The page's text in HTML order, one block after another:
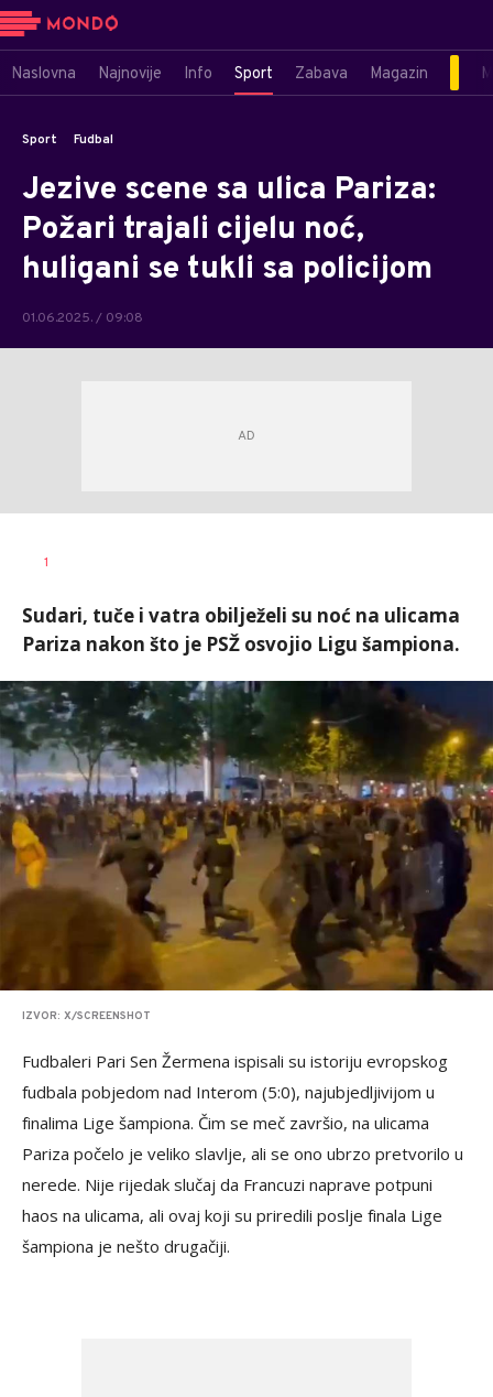
Naslovna Najnovije Info Sport Zabava Magazin
Sport Fudbal
Jezive scene sa ulica Pariza:
Požari trajali cijelu noć,
huligani se tukli sa policijom
01.06.2025. / 09:08
AUTOR
1
Sudari, tuče i vatra obilježeli su noć na ulicama
Pariza nakon što je PSŽ osvojio Ligu šampiona.
IZVOR: X/SCREENSHOT
Fudbaleri Pari Sen Žermena ispisali su istoriju evropskog
fudbala pobjedom nad Interom (5:0), najubjedljivijom u
finalima Lige šampiona. Čim se meč završio, na ulicama
Pariza počelo je veliko slavlje, ali se ono ubrzo pretvorilo u
nerede. Nije rijedak slučaj da Francuzi naprave potpuni
haos na ulicama, ali ovaj koji su priredili poslje finala Lige
šampiona je nešto drugačiji.